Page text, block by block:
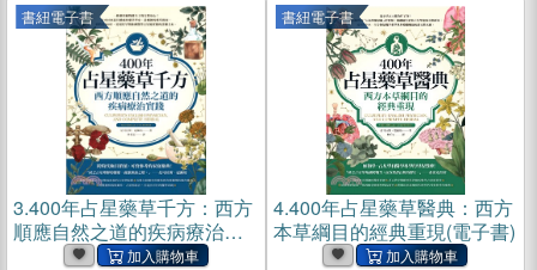
書紐電子書
3.400年占星藥草千方：西方
順應自然之道的疾病療治實
踐(電子書)
書紐電子書
4.400年占星藥草醫典：西方
本草綱目的經典重現(電子書)